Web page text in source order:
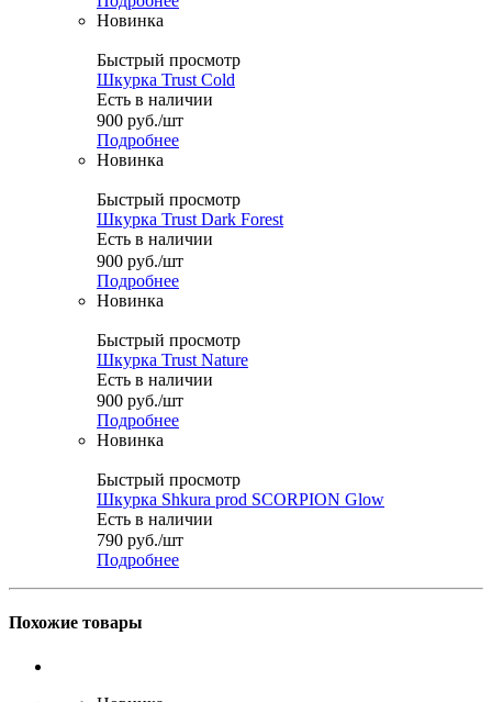
Новинка
Быстрый просмотр
Шкурка Trust Cold
Есть в наличии
900 руб./шт
Подробнее
Новинка
Быстрый просмотр
Шкурка Trust Dark Forest
Есть в наличии
900 руб./шт
Подробнее
Новинка
Быстрый просмотр
Шкурка Trust Nature
Есть в наличии
900 руб./шт
Подробнее
Новинка
Быстрый просмотр
Шкурка Shkura prod SCORPION Glow
Есть в наличии
790 руб./шт
Подробнее
Похожие товары